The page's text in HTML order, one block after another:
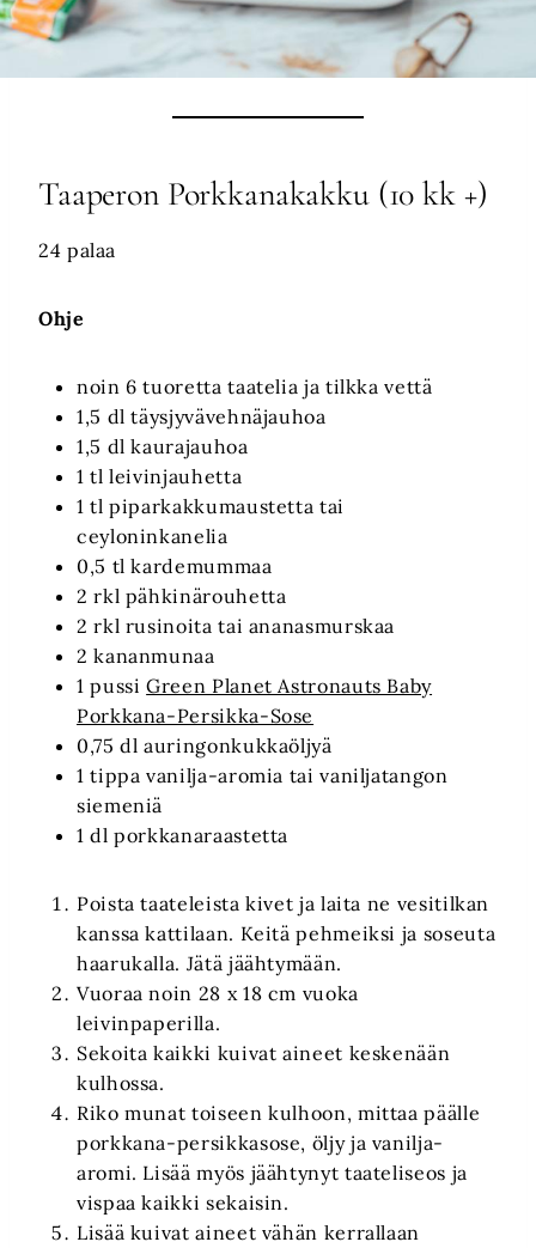
Taaperon Porkkanakakku (10 kk +)
24 palaa
Ohje
noin 6 tuoretta taatelia ja tilkka vettä
1,5 dl täysjyvävehnäjauhoa
1,5 dl kaurajauhoa
1 tl leivinjauhetta
1 tl piparkakkumaustetta tai
ceyloninkanelia
0,5 tl kardemummaa
2 rkl pähkinärouhetta
2 rkl rusinoita tai ananasmurskaa
2 kananmunaa
1 pussiGreen Planet Astronauts Baby
Porkkana-Persikka-Sose
0,75 dl auringonkukkaöljyä
1 tippa vanilja-aromia tai vaniljatangon
siemeniä
1 dl porkkanaraastetta
Poista taateleista kivet ja laita ne vesitilkan
kanssa kattilaan. Keitä pehmeiksi ja soseuta
haarukalla. Jätä jäähtymään.
Vuoraa noin 28 x 18 cm vuoka
leivinpaperilla.
Sekoita kaikki kuivat aineet keskenään
kulhossa.
Riko munat toiseen kulhoon, mittaa päälle
porkkana-persikkasose, öljy ja vanilja-
aromi. Lisää myös jäähtynyt taateliseos ja
vispaa kaikki sekaisin.
Lisää kuivat aineet vähän kerrallaan